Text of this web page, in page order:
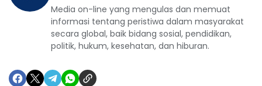
Media on-line yang mengulas dan memuat
informasi tentang peristiwa dalam masyarakat
secara global, baik bidang sosial, pendidikan,
politik, hukum, kesehatan, dan hiburan.